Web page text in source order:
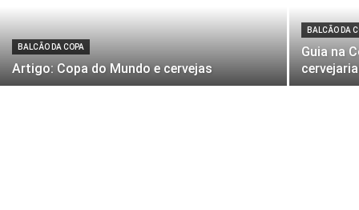
BALCÃO DA COPA
Artigo: Copa do Mundo e cervejas
BALCÃO DA
Guia na